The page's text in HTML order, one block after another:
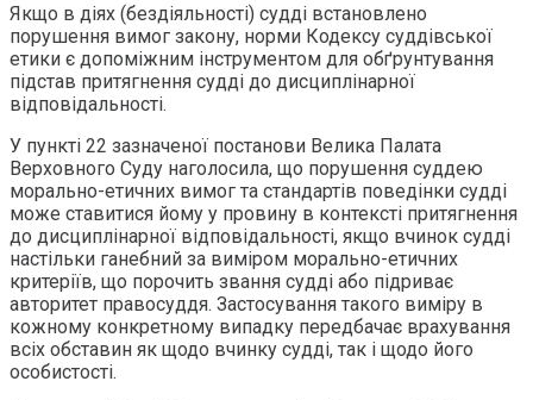
Якщо в діях (бездіяльності) судді встановлено
порушення вимог закону, норми Кодексу суддівської
етики є допоміжним інструментом для обґрунтування
підстав притягнення судді до дисциплінарної
відповідальності.
У пункті 22 зазначеної постанови Велика Палата
Верховного Суду наголосила, що порушення суддею
морально-етичних вимог та стандартів поведінки судді
може ставитися йому у провину в контексті притягнення
до дисциплінарної відповідальності, якщо вчинок судді
настільки ганебний за виміром морально-етичних
критеріїв, що порочить звання судді або підриває
авторитет правосуддя. Застосування такого виміру в
кожному конкретному випадку передбачає врахування
всіх обставин як щодо вчинку судді, так і щодо його
особистості.